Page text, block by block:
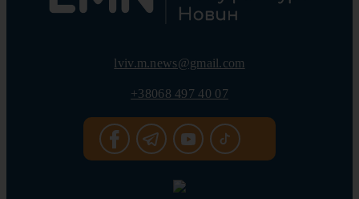
lviv.m.news@gmail.com
+38068 497 40 07